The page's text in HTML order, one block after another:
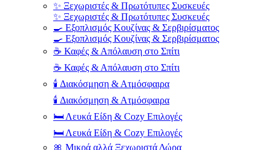
✨ Ξεχωριστές & Πρωτότυπες Συσκευές
✨ Ξεχωριστές & Πρωτότυπες Συσκευές
🍳 Εξοπλισμός Κουζίνας & Σερβιρίσματος
🍳 Εξοπλισμός Κουζίνας & Σερβιρίσματος
☕ Καφές & Απόλαυση στο Σπίτι
☕ Καφές & Απόλαυση στο Σπίτι
🕯️ Διακόσμηση & Ατμόσφαιρα
🕯️ Διακόσμηση & Ατμόσφαιρα
🛏️ Λευκά Είδη & Cozy Επιλογές
🛏️ Λευκά Είδη & Cozy Επιλογές
🎀 Μικρά αλλά Ξεχωριστά Δώρα